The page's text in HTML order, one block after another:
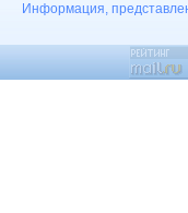
Информация,